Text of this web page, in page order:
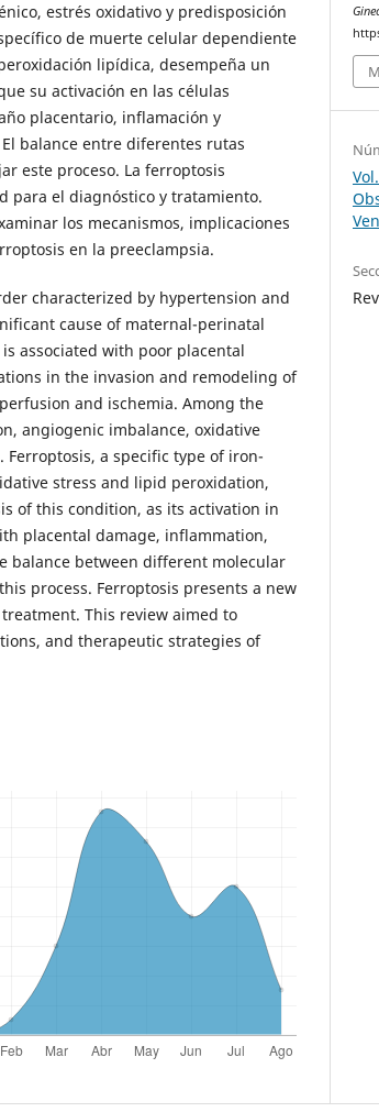
estrés oxidativo y predisposición
de muerte celular dependiente
lipídica, desempeña un
su activación en las células
placentario, inflamación y
balance entre diferentes rutas
este proceso. La ferroptosis
para el diagnóstico y tratamiento.
los mecanismos, implicaciones
en la preeclampsia.
characterized by hypertension and
cause of maternal-perinatal
associated with poor placental
in the invasion and remodeling of
and ischemia. Among the
angiogenic imbalance, oxidative
a specific type of iron-
stress and lipid peroxidation,
of this condition, as its activation in
placental damage, inflammation,
balance between different molecular
process. Ferroptosis presents a new
This review aimed to
and therapeutic strategies of